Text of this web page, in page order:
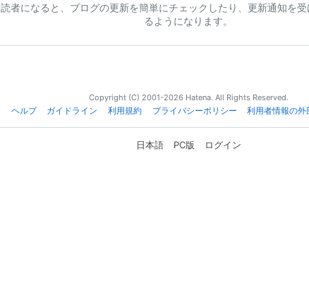
読者になると、ブログの更新を簡単にチェックしたり、更新通知を受
るようになります。
Copyright (C) 2001-2026 Hatena. All Rights Reserved.
ヘルプ
ガイドライン 利用規約 プライバシーポリシー 利用者情報の外
日本語 PC版 ログイン